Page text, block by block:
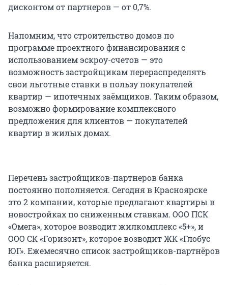
дисконтом от партнеров — от 0,7%.
Напомним, что строительство домов по
программе проектного финансирования с
использованием эскроу-счетов — это
возможность застройщикам перераспределять
свои льготные ставки в пользу покупателей
квартир — ипотечных заёмщиков. Таким образом,
возможно формирование комплексного
предложения для клиентов — покупателей
квартир в жилых домах.
Перечень застройщиков-партнеров банка
постоянно пополняется. Сегодня в Красноярске
это 2 компании, которые предлагают квартиры в
новостройках по сниженным ставкам. ООО ПСК
«Омега», которое возводит жилкомплекс «5+», и
ООО СК «Горизонт», которое возводит ЖК «Глобус
ЮГ». Ежемесячно список застройщиков-партнёров
банка расширяется.